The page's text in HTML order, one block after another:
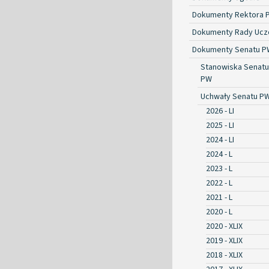
Dokumenty Rektora
Dokumenty Rady
Dokumenty Senatu
Stanowiska Senatu
PW
Uchwały Senatu
2026 - LI
2025 - LI
2024 - LI
2024 - L
2023 - L
2022 - L
2021 - L
2020 - L
2020 - XLIX
2019 - XLIX
2018 - XLIX